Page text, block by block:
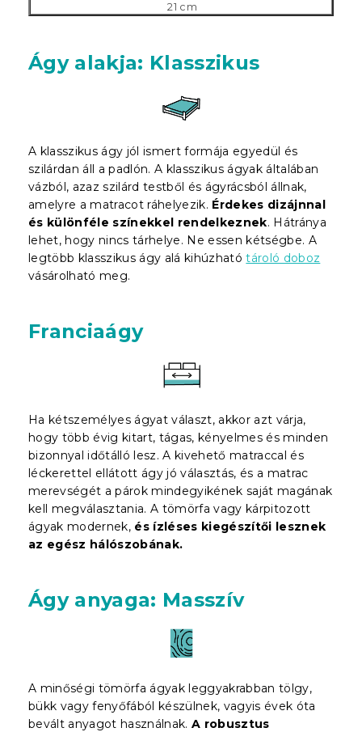
21 cm
Ágy alakja: Klasszikus
A klasszikus ágy jól ismert formája egyedül és
szilárdan áll a padlón. A klasszikus ágyak általában
vázból, azaz szilárd testből és ágyrácsból állnak,
amelyre a matracot ráhelyezik. Érdekes dizájnnal
és különféle színekkel rendelkeznek. Hátránya
lehet, hogy nincs tárhelye. Ne essen kétségbe. A
legtöbb klasszikus ágy alá kihúzhatótároló doboz
vásárolható meg.
Franciaágy
Ha kétszemélyes ágyat választ, akkor azt várja,
hogy több évig kitart, tágas, kényelmes és minden
bizonnyal időtálló lesz. A kivehető matraccal és
léckerettel ellátott ágy jó választás, és a matrac
merevségét a párok mindegyikének saját magának
kell megválasztania. A tömörfa vagy kárpitozott
ágyak modernek, és ízléses kiegészítői lesznek
az egész hálószobának.
Ágy anyaga: Masszív
A minőségi tömörfa ágyak leggyakrabban tölgy,
bükk vagy fenyőfából készülnek, vagyis évek óta
bevált anyagot használnak. A robusztus